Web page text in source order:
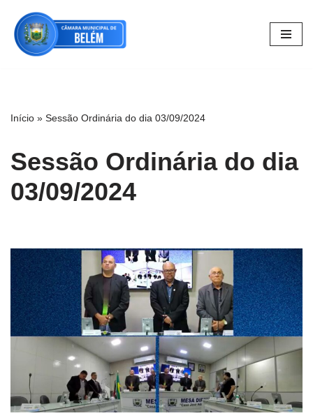
Pular
para
Início » Sessão Ordinária do dia 03/09/2024
Sessão Ordinária do dia
03/09/2024